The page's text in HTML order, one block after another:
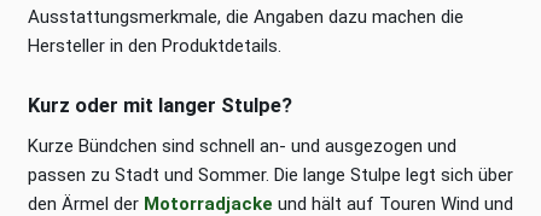
Ausstattungsmerkmale, die Angaben dazu machen die
Hersteller in den Produktdetails.
Kurz oder mit langer Stulpe?
Kurze Bündchen sind schnell an- und ausgezogen und
passen zu Stadt und Sommer. Die lange Stulpe legt sich über
den Ärmel der Motorradjacke und hält auf Touren Wind und